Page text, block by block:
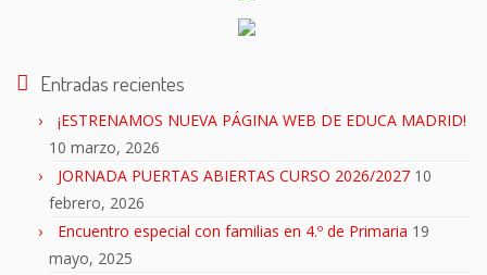
Entradas recientes
¡ESTRENAMOS NUEVA PÁGINA WEB DE EDUCA MADRID!
10 marzo, 2026
JORNADA PUERTAS ABIERTAS CURSO 2026/2027 10
febrero, 2026
Encuentro especial con familias en 4.º de Primaria 19
mayo, 2025